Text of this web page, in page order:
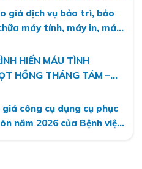
giá dịch vụ bảo trì, bảo
máy tính, máy in, máy
HIẾN MÁU TÌNH
HỒNG THÁNG TÁM –
giá công cụ dụng cụ phục
năm 2026 của Bệnh viện